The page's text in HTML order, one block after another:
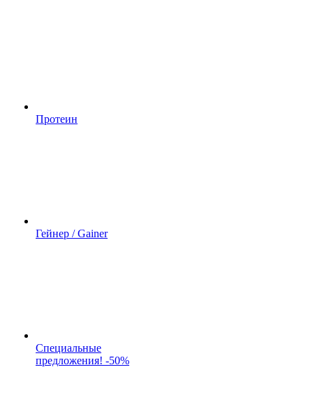
Протеин
Гейнер / Gainer
Специальные
предложения! -50%